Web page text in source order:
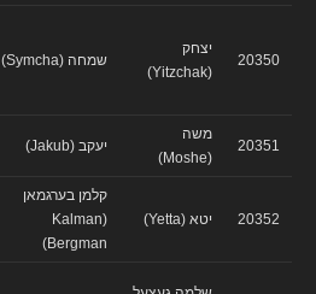
20350 שמחה (Symcha)
20351 יעקב (Jakub)
20352 יטא (Yetta)
קלמן בערגמאן
(Kalman
Bergman)